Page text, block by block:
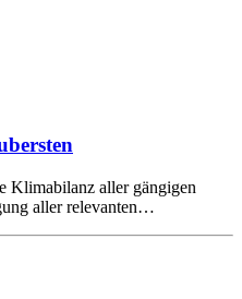
Klimabilanz aller gängigen
aller relevanten…